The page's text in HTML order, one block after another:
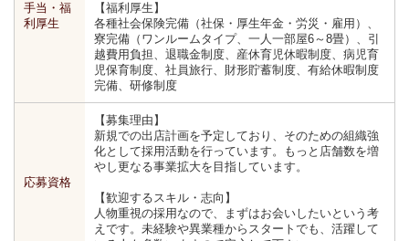
手当・福
利厚生
【福利厚生】
各種社会保険完備（社保・厚生年金・労災・雇用）、
寮完備（ワンルームタイプ、一人一部屋6～8畳）、引
越費用負担、退職金制度、産休育児休暇制度、病児育
児保育制度、社員旅行、財形貯蓄制度、有給休暇制度
完備、研修制度
応募資格
【募集理由】
新規での出店計画を予定しており、そのための組織強
化として採用活動を行っています。もっと店舗数を増
やし更なる事業拡大を目指しています。
【歓迎するスキル・志向】
人物重視の採用なので、まずはお会いしたいという考
えです。未経験や異業種からスタートでも、活躍して